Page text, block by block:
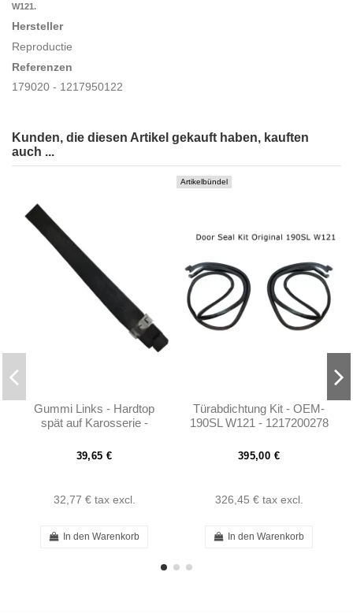
W121.
Hersteller
Reproductie
Referenzen
179020 - 1217950122
Kunden, die diesen Artikel gekauft haben, kauften
auch ...
Gummi Links - Hardtop
spät auf Karosserie -
39,65 €
32,77 € tax excl.
In den Warenkorb
Artikelbündel
Türabdichtung Kit - OEM-
190SL W121 - 1217200278
395,00 €
326,45 € tax excl.
In den Warenkorb